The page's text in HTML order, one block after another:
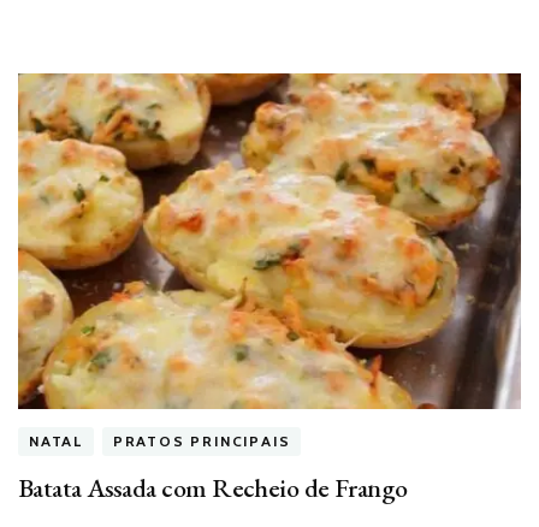
NATAL PRATOS PRINCIPAIS
Batata Assada com Recheio de Frango